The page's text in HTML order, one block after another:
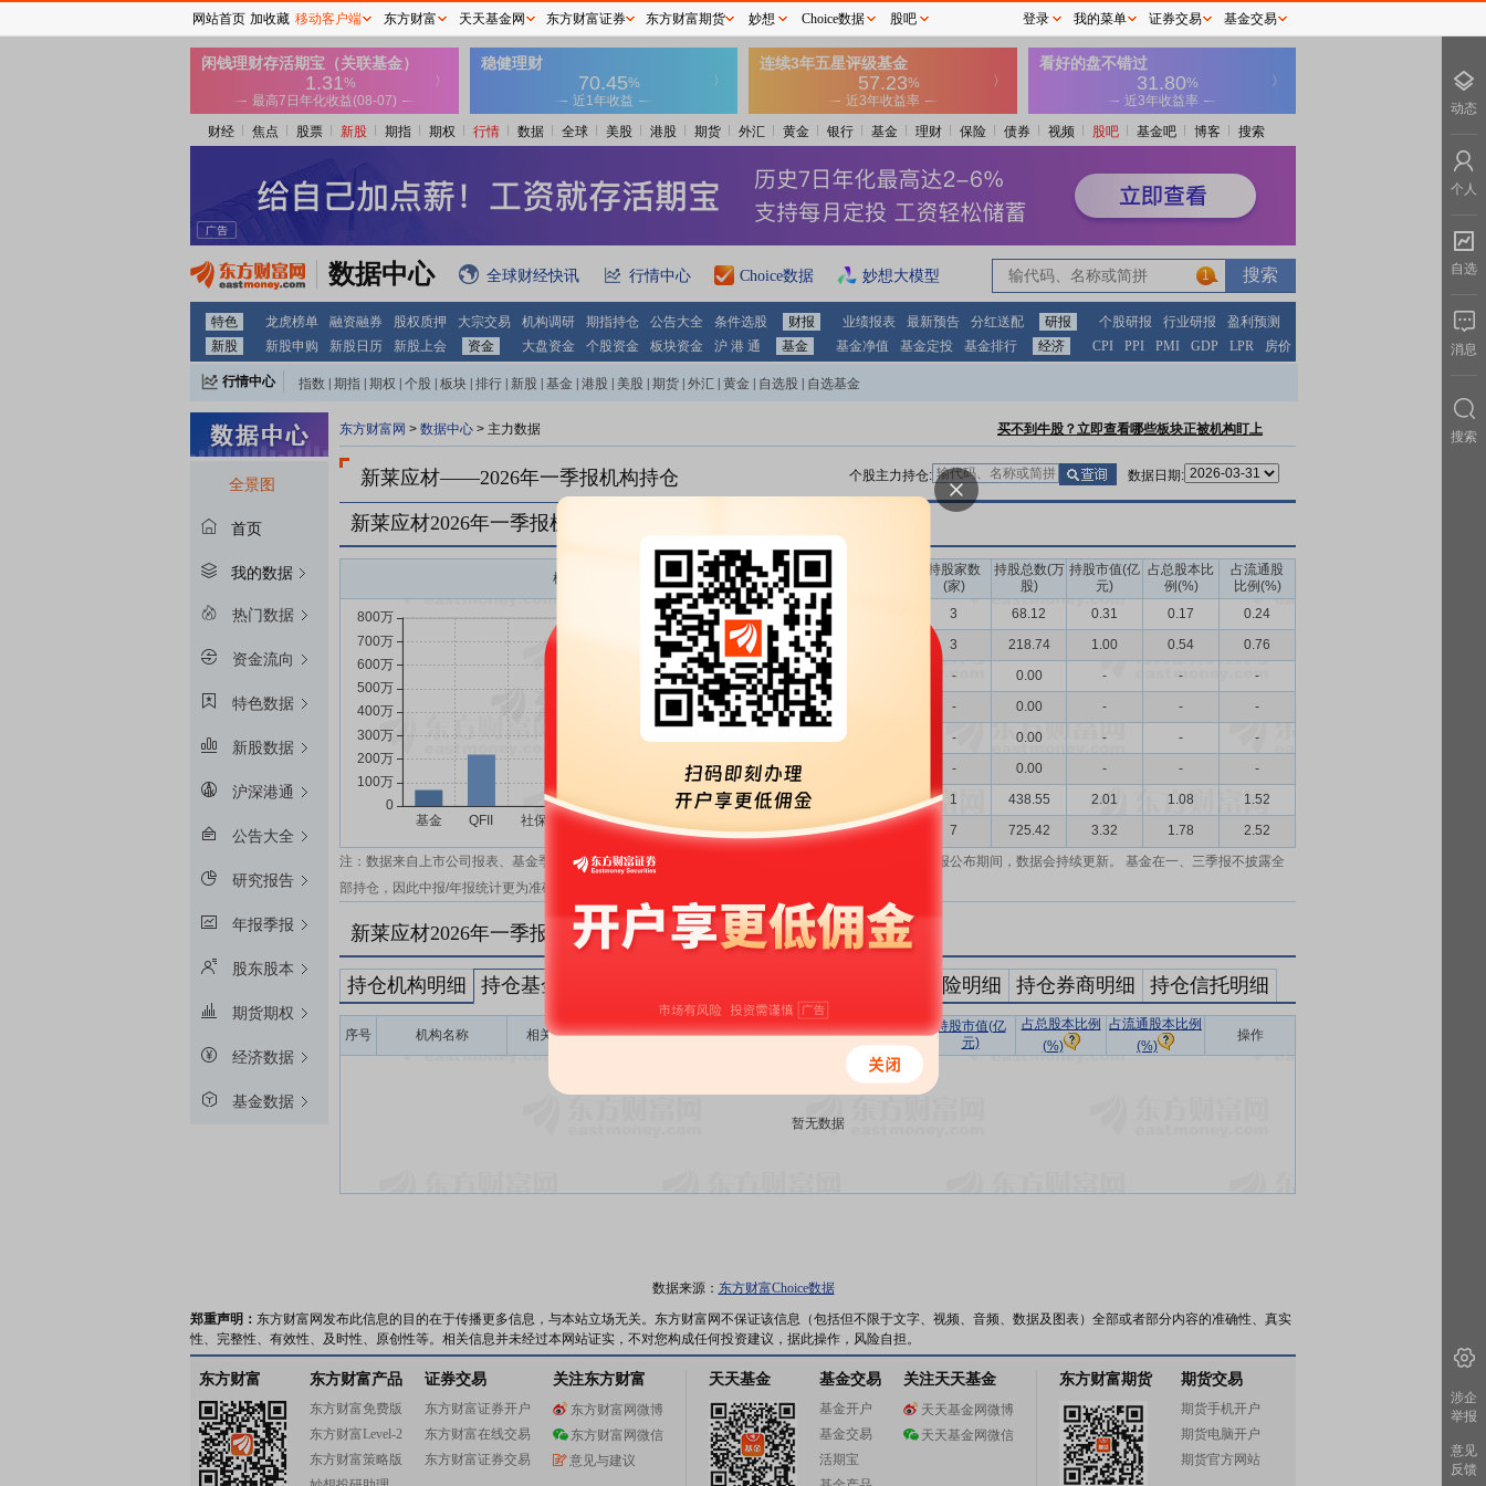
财经 焦点 股票 新股 期指 期权 行情 数据 全球 美股 港股 期货 外汇 黄金 银行 基金 理财 保险 债券 视频 股吧 基金吧 博客 搜索
数据中心 全球财经快讯 行情中心 Choice数据 妙想大模型 1
特色 龙虎榜单 融资融券 股权质押 大宗交易 机构调研 期指持仓 公告大全 条件选股 财报 业绩报表 最新预告 分红送配 研报 个股研报 行业研报
盈利预测
新股
新股申购 新股日历 新股上会 资金 大盘资金 个股资金 板块资金 沪 港 通 基金 基金净值 基金定投 基金排行 经济 CPI PPI PMI GDP LPR 房价
行情中心 指数 期指 期权 个股 板块 排行 新股 基金 港股 美股 期货 外汇 黄金 自选股 自选基金
全景图
首页
我的数据
热门数据
资金流向
特色数据
新股数据
沪深港通
公告大全
研究报告
年报季报
股东股本
期货期权
经济数据
基金数据
东方财富网 > 数据中心 > 主力数据 买不到牛股？立即查看哪些板块正被机构盯上
新莱应材——2026年一季报机构持仓 个股主力持仓: 数据日期:
新莱应材2026年一季报机构持仓一览
机构持股(万)
持股家数
(家)
持股总数(万
股)
持股市值(亿
元)
占总股本比
例(%)
占流通股
比例(%)
3 68.12 0.31 0.17
0.24
3 218.74 1.00 0.54
0.76
- 0.00 - -
-
- 0.00 - -
-
- 0.00 - -
-
- 0.00 - -
-
1 438.55 2.01 1.08
1.52
机构汇总
7 725.42 3.32 1.78
2.52
注：数据来自上市公司报表、基金季报、半年报和基金年报；在上市公司报表、基金季报、半年报和年报公布期间，数据会持续更新。 基金在一、三季报不披露全
部持仓，因此中报/年报统计更为准确。
新莱应材2026年一季报机构持仓明细
持仓机构明细 持仓基金明细 持仓保险明细 持仓券商明细 持仓信托明细
序号 机构名称 相关链接 机构属性 基金公司
持股总数(万
股)
持股市值(亿
元)
占总股本比例
(%)
占流通股本比例
(%)
操作
暂无数据
数据来源： 东方财富Choice数据
郑重声明： 东方财富网发布此信息的目的在于传播更多信息，与本站立场无关。东方财富网不保证该信息（包括但不限于文字、视频、音频、数据及图表）全部或者部分内容的准确性、真实
性、完整性、有效性、及时性、原创性等。相关信息并未经过本网站证实，不对您构成任何投资建议，据此操作，风险自担。
东方财富 东方财富产品
东方财富免费版
东方财富Level-2
东方财富策略版
证券交易
东方财富证券开户
东方财富在线交易
东方财富证券交易
关注东方财富
东方财富网微博
东方财富网微信
意见与建议
天天基金 基金交易
基金开户
基金交易
活期宝
关注天天基金
天天基金网微博
天天基金网微信
东方财富期货 期货交易
期货手机开户
期货电脑开户
期货官方网站
网站首页 加收藏 移动客户端 东方财富 天天基金网 东方财富证券 东方财富期货 妙想 Choice数据 股吧 登录 我的菜单 证券交易 基金交易
动态
个人
自选
消息
搜索
涉企
举报
意见
反馈